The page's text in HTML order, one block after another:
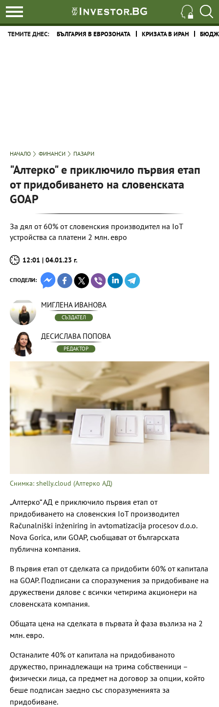
ТЕМИТЕ ДНЕС: БЪЛГАРИЯ В ЕВРОЗОНАТА КРИЗАТА В ИРАН
НАЧАЛО ФИНАНСИ ПАЗАРИ
"Алтерко" е приключило първия етап
от придобиването на словенската
GOAP
За дял от 60% от словенския производител на IoT
устройства са платени 2 млн. евро
12:01 | 04.01.23 г.
СПОДЕЛИ:
МИГЛЕНА ИВАНОВА
СЪЗДАТЕЛ
ДЕСИСЛАВА ПОПОВА
РЕДАКТОР
Снимка: shelly.cloud (Алтерко АД)
„Алтерко“ АД е приключило първия етап от
придобиването на словенския IoT производител
Računalniški inženiring in avtomatizacija procesov d.o.o.
Nova Gorica, или GOAP, съобщават от българската
публична компания.
В първия етап от сделката са придобити 60% от капитала
на GOAP. Подписани са споразумения за придобиване на
дружествени дялове с всички четирима акционери на
словенската компания.
Общата цена на сделката в първата ѝ фаза възлиза на 2
млн. евро.
Останалите 40% от капитала на придобиваното
дружество, принадлежащи на трима собственици –
физически лица, са предмет на договор за опции, който
беше подписан заедно със споразуменията за
придобиване.